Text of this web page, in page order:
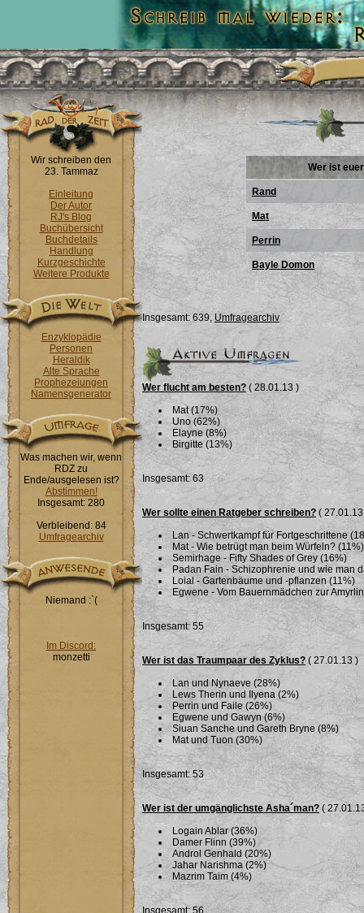
Wir schreiben den
23. Tammaz
Einleitung
Der Autor
RJ's Blog
Buchübersicht
Buchdetails
Handlung
Kurzgeschichte
Weitere Produkte
Enzyklopädie
Personen
Heraldik
Alte Sprache
Prophezeiungen
Namensgenerator
Was machen wir, wenn
RDZ zu
Ende/ausgelesen ist?
Abstimmen!
Insgesamt: 280
Verbleibend: 84
Umfragearchiv
Niemand :`(
Im Discord:
monzetti
Wer ist
Rand
Mat
Perrin
Bayle Domon
Insgesamt: 639,Umfragearchiv
Wer flucht am besten? ( 28.01.13 )
Mat (17%)
Uno (62%)
Elayne (8%)
Birgitte (13%)
Insgesamt: 63
Wer sollte einen Ratgeber schreiben? (
Lan - Schwertkampf für Fortgeschrittene
Mat - Wie betrügt man beim Würfeln? (11%)
Semirhage - Fifty Shades of Grey (16%)
Padan Fain - Schizophrenie und wie man
Loial - Gartenbäume und -pflanzen (11%)
Egwene - Vom Bauernmädchen zur
Insgesamt: 55
Wer ist das Traumpaar des Zyklus?( 27.01.13 )
Lan und Nynaeve (28%)
Lews Therin und Ilyena (2%)
Perrin und Faile (26%)
Egwene und Gawyn (6%)
Siuan Sanche und Gareth Bryne (8%)
Mat und Tuon (30%)
Insgesamt: 53
Wer ist der umgänglichste Asha´man?(
Logain Ablar (36%)
Damer Flinn (39%)
Androl Genhald (20%)
Jahar Narishma (2%)
Mazrim Taim (4%)
Insgesamt: 56